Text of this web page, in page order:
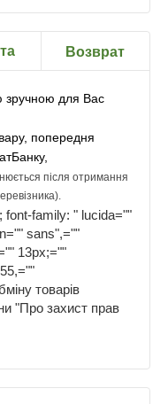
Возврат
зручною для Вас
попередня
після отримання
.
font-family: " lucida=""
sans",=""
13px;=""
товарів
"Про захист прав